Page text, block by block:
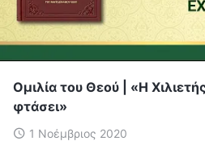
Ομιλία του Θεού | «Η
φτάσει»
1 Νοέμβριος 2020